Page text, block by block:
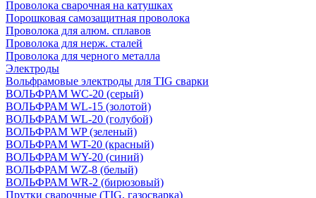
Проволока сварочная на катушках
Порошковая самозащитная проволока
Проволока для алюм. сплавов
Проволока для нерж. сталей
Проволока для черного металла
Электроды
Вольфрамовые электроды для TIG сварки
ВОЛЬФРАМ WC-20 (серый)
ВОЛЬФРАМ WL-15 (золотой)
ВОЛЬФРАМ WL-20 (голубой)
ВОЛЬФРАМ WP (зеленый)
ВОЛЬФРАМ WT-20 (красный)
ВОЛЬФРАМ WY-20 (синий)
ВОЛЬФРАМ WZ-8 (белый)
ВОЛЬФРАМ WR-2 (бирюзовый)
Прутки сварочные (TIG, газосварка)